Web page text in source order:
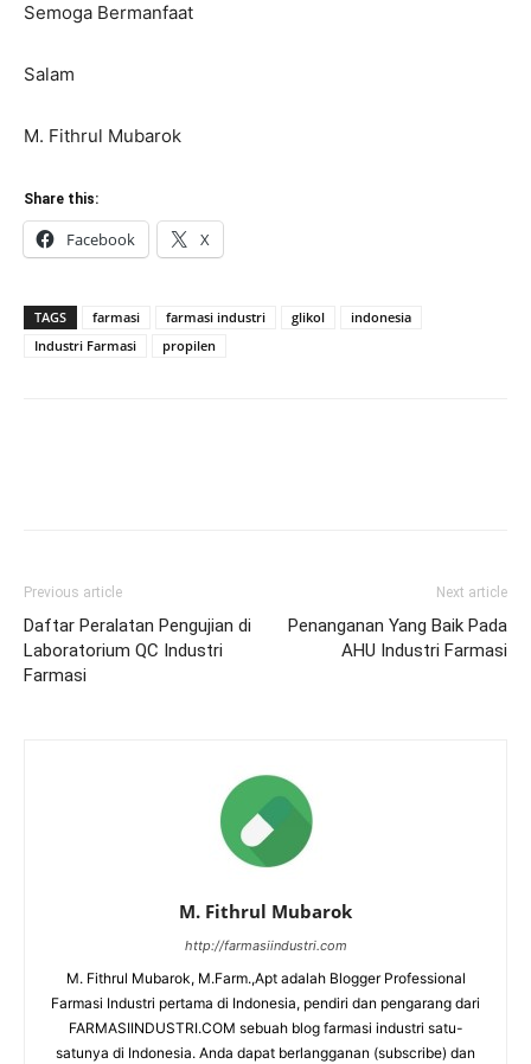
Semoga Bermanfaat
Salam
M. Fithrul Mubarok
Share this:
Facebook X
TAGS farmasi farmasi industri glikol
indonesia
Industri Farmasi
propilen
Previous article
Daftar Peralatan Pengujian di
Laboratorium QC Industri
Farmasi
Next article
Penanganan Yang Baik Pada
AHU Industri Farmasi
M. Fithrul Mubarok
http://farmasiindustri.com
M. Fithrul Mubarok, M.Farm.,Apt adalah Blogger Professional
Farmasi Industri pertama di Indonesia, pendiri dan pengarang dari
FARMASIINDUSTRI.COM sebuah blog farmasi industri satu-
satunya di Indonesia. Anda dapat berlangganan (subscribe) dan